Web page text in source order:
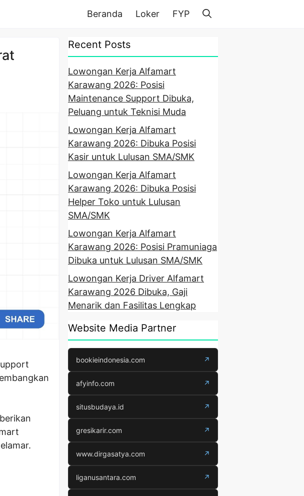
Beranda Loker FYP
Recent Posts
Lowongan Kerja Alfamart
Karawang 2026: Posisi
Maintenance Support Dibuka,
Peluang untuk Teknisi Muda
Lowongan Kerja Alfamart
Karawang 2026: Dibuka Posisi
Kasir untuk Lulusan SMA/SMK
Lowongan Kerja Alfamart
Karawang 2026: Dibuka Posisi
Helper Toko untuk Lulusan
SMA/SMK
Lowongan Kerja Alfamart
Karawang 2026: Posisi Pramuniaga
Dibuka untuk Lulusan SMA/SMK
Lowongan Kerja Driver Alfamart
Karawang 2026 Dibuka, Gaji
Menarik dan Fasilitas Lengkap
Website Media Partner
bookieindonesia.com ↗
afyinfo.com ↗
situsbudaya.id ↗
gresikarir.com ↗
www.dirgasatya.com ↗
liganusantara.com ↗